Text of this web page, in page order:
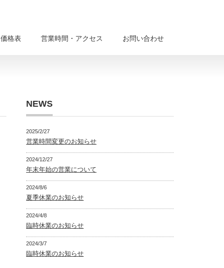
価格表 営業時間・アクセス お問い合わせ
NEWS
2025/2/27
営業時間変更のお知らせ
2024/12/27
年末年始の営業について
2024/8/6
夏季休業のお知らせ
2024/4/8
臨時休業のお知らせ
2024/3/7
臨時休業のお知らせ